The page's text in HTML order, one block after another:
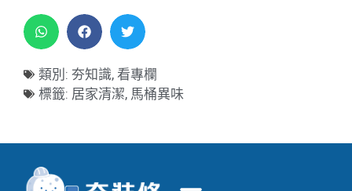
類別: 夯知識, 看專欄
標籤: 居家清潔, 馬桶異味